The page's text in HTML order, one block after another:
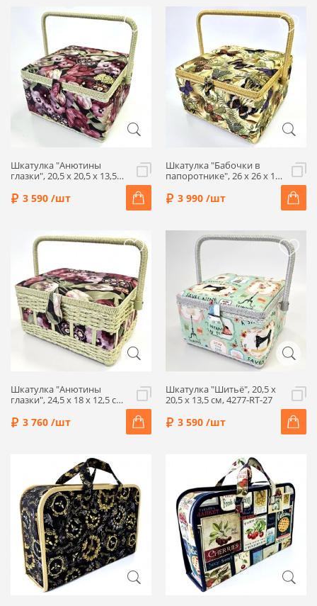
Шкатулка "Анютины
глазки", 20,5 x 20,5 x 13,5
3 590 /шт
Шкатулка "Бабочки в
папоротнике", 26 x 26 x 16
3 990 /шт
Шкатулка "Анютины
глазки", 24,5 x 18 x 12,5 см,
3 760 /шт
Шкатулка "Шитьё", 20,5 x
20,5 x 13,5 см, 4277-RT-27
3 590 /шт